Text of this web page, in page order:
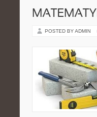
POSTED BY ADMIN